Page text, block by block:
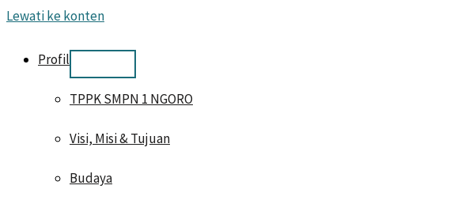
Lewati ke konten
Profil
TPPK SMPN 1 NGORO
Visi, Misi & Tujuan
Budaya